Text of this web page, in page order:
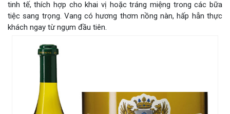
tinh tế, thích hợp cho khai vị hoặc tráng miệng trong các bữa
tiệc sang trọng. Vang có hương thơm nồng nàn, hấp hẫn thực
khách ngay từ ngụm đầu tiên.